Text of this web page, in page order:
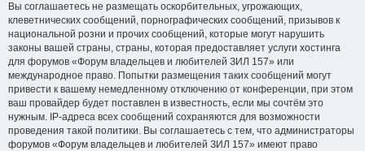
Вы соглашаетесь не размещать оскорбительных, угрожающих,
клеветнических сообщений, порнографических сообщений, призывов к
национальной розни и прочих сообщений, которые могут нарушить
законы вашей страны, страны, которая предоставляет услуги хостинга
для форумов «Форум владельцев и любителей ЗИЛ 157» или
международное право. Попытки размещения таких сообщений могут
привести к вашему немедленному отключению от конференции, при этом
ваш провайдер будет поставлен в известность, если мы сочтём это
нужным. IP-адреса всех сообщений сохраняются для возможности
проведения такой политики. Вы соглашаетесь с тем, что администраторы
форумов «Форум владельцев и любителей ЗИЛ 157» имеют право